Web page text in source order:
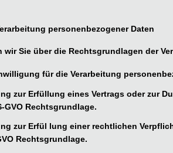
personenbezogener Daten
wir Sie über die Rechtsgrundlagen der
für die Verarbeitung
zur Erfüllung eines Vertrags oder zur
GVO Rechtsgrundlage.
zur Erfül lung einer rechtlichen
Rechtsgrundlage.